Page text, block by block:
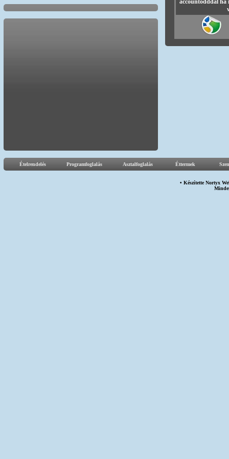
accountodddal ha
Ételrendelés Programfoglalás Asztalfoglalás Éttermek
• KészítetteNortyx